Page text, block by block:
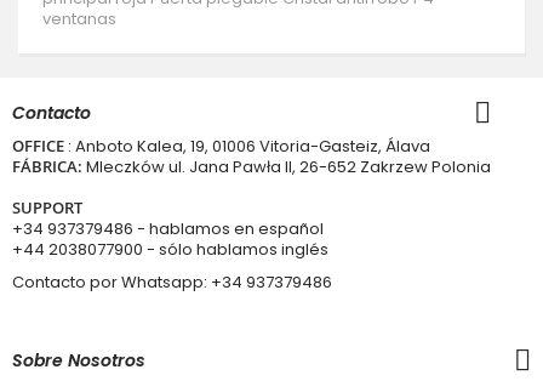
ventanas
Contacto
OFFICE : Anboto Kalea, 19, 01006 Vitoria-Gasteiz, Álava
FÁBRICA: Mleczków ul. Jana Pawła II, 26-652 Zakrzew Polonia
SUPPORT
+34 937379486 - hablamos en español
+44 2038077900 - sólo hablamos inglés
Contacto por Whatsapp: +34 937379486
Sobre Nosotros